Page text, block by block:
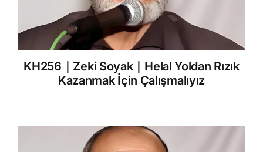
KH256｜Zeki Soyak｜Helal Yoldan Rızık
Kazanmak İçin Çalışmalıyız